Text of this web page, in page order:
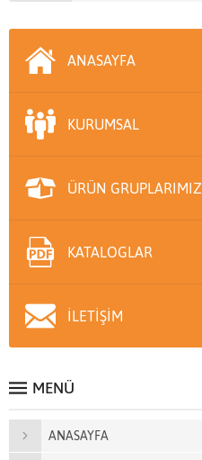
ANASAYFA
KURUMSAL
ÜRÜN GRUPLARIMIZ
KATALOGLAR
İLETİŞİM
MENÜ
ANASAYFA